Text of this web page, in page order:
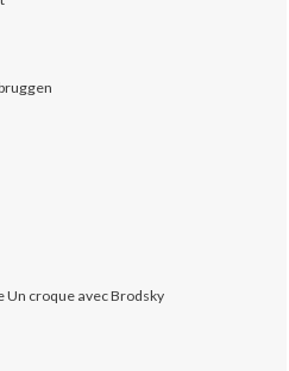
Un croque avec Brodsky